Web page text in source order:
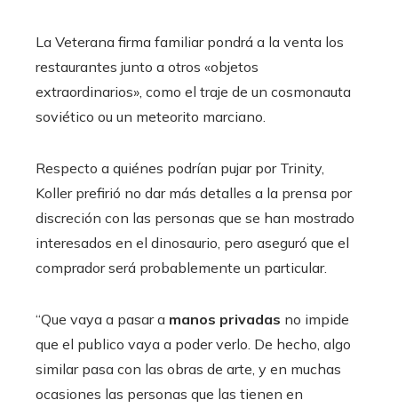
La Veterana firma familiar pondrá a la venta los
restaurantes junto a otros «objetos
extraordinarios», como el traje de un cosmonauta
soviético ou un meteorito marciano.
Respecto a quiénes podrían pujar por Trinity,
Koller prefirió no dar más detalles a la prensa por
discreción con las personas que se han mostrado
interesados ​​en el dinosaurio, pero aseguró que el
comprador será probablemente un particular.
“Que vaya a pasar a manos privadas no impide
que el publico vaya a poder verlo. De hecho, algo
similar pasa con las obras de arte, y en muchas
ocasiones las personas que las tienen en